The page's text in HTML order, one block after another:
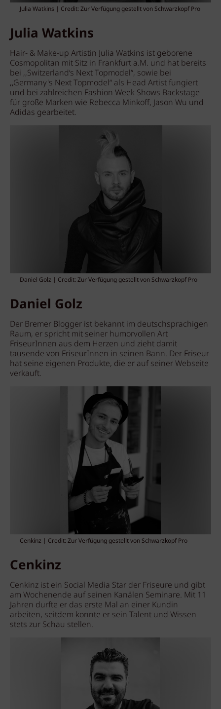
Julia Watkins | Credit: Zur Verfügung gestellt von Schwarzkopf Pro
Julia Watkins
Hair- & Make-up Artistin Julia Watkins ist geborene
Cosmopolitan mit Sitz in Frankfurt a.M. und hat bereits
bei ,,Switzerland‘s Next Topmodel“, sowie bei
,,Germany's Next Topmodel“ als Head Artist fungiert
und bei zahlreichen Fashion Week Shows Backstage
für große Marken wie Rebecca Minkoff, Jason Wu und
Adidas gearbeitet.
Daniel Golz | Credit: Zur Verfügung gestellt von Schwarzkopf Pro
Daniel Golz
Der Bremer Blogger ist bekannt im deutschsprachigen
Raum, er spricht mit seiner humorvollen Art
FriseurInnen aus dem Herzen und zieht damit
tausende von FriseurInnen in seinen Bann. Der Friseur
hat seine eigenen Produkte, die er auf seiner Webseite
verkauft.
Cenkinz | Credit: Zur Verfügung gestellt von Schwarzkopf Pro
Cenkinz
Cenkinz ist ein Social Media Star der Friseure und gibt
am Wochenende auf seinen Kanälen Seminare. Mit 11
Jahren durfte er das erste Mal an einer Kundin
arbeiten, seitdem konnte er sein Talent und Wissen
stets zur Schau stellen.